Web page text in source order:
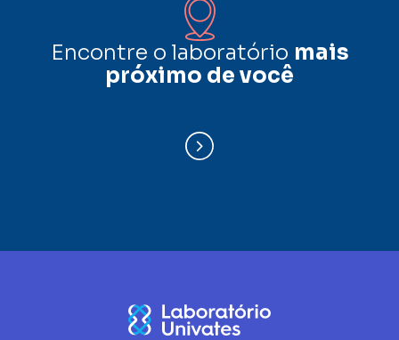
Encontre o laboratório mais
próximo de você